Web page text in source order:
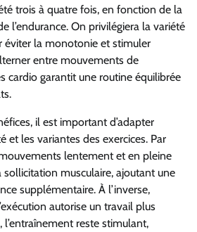
trois à quatre fois, en fonction de la
l’endurance. On privilégiera la variété
éviter la monotonie et stimuler
entre mouvements de
cardio garantit une routine équilibrée
il est important d’adapter
et les variantes des exercices. Par
lentement et en pleine
sollicitation musculaire, ajoutant une
supplémentaire. À l’inverse,
autorise un travail plus
l’entraînement reste stimulant,